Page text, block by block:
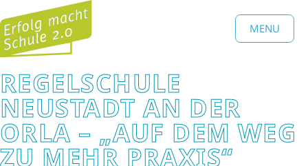
MENU
REGELSCHULE
NEUSTADT AN DER
ORLA – „AUF DEM WEG
ZU MEHR PRAXIS“